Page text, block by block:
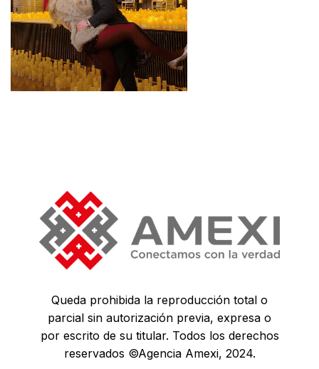
Queda prohibida la reproducción total o
parcial sin autorización previa, expresa o
por escrito de su titular. Todos los derechos
reservados ©Agencia Amexi, 2024.